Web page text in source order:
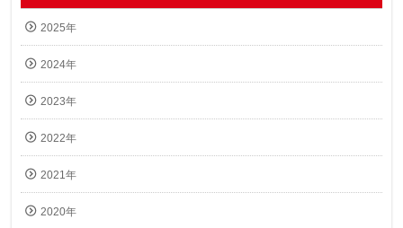
2025年
2024年
2023年
2022年
2021年
2020年